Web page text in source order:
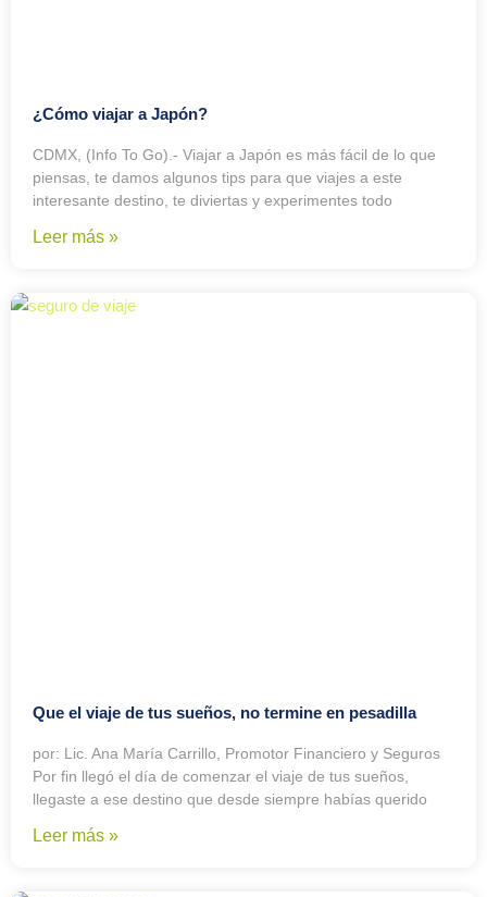
¿Cómo viajar a Japón?
CDMX, (Info To Go).- Viajar a Japón es más fácil de lo que
piensas, te damos algunos tips para que viajes a este
interesante destino, te diviertas y experimentes todo
Leer más »
Que el viaje de tus sueños, no termine en pesadilla
por: Lic. Ana María Carrillo, Promotor Financiero y Seguros
Por fin llegó el día de comenzar el viaje de tus sueños,
llegaste a ese destino que desde siempre habías querido
Leer más »